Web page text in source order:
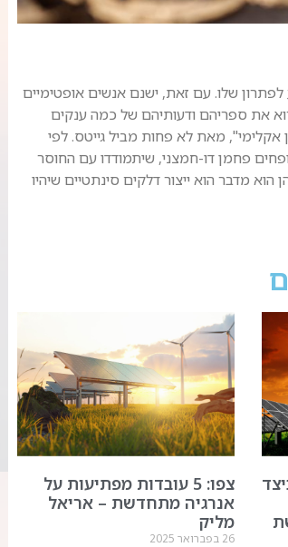
שלו. עם זאת, ישנם אנשים אופטימיים
את ספריהם ודעותיהם של כמה ענקים
מאת לא פחות מביל גייטס. לפי
פחמן דו-חמצני, שיתמודדו עם החוסר
מדבר הוא ייצור דלקים סינתטיים שיהיו
צפו: 5 עובדות מפתיעות על
אנרגיה מתחדשת – אריאל
מליק
26 בפברואר 2025